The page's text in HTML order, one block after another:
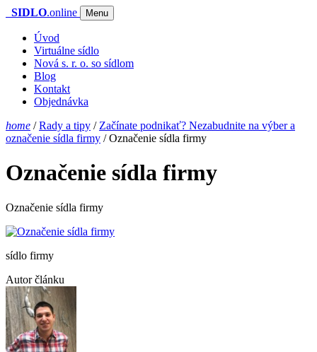
SIDLO.online Menu
Úvod
Virtuálne sídlo
Nová s. r. o. so sídlom
Blog
Kontakt
Objednávka
home /Rady a tipy / Začínate podnikať? Nezabudnite na výber a
označenie sídla firmy /Označenie sídla firmy
Označenie sídla firmy
Označenie sídla firmy
sídlo firmy
Autor článku